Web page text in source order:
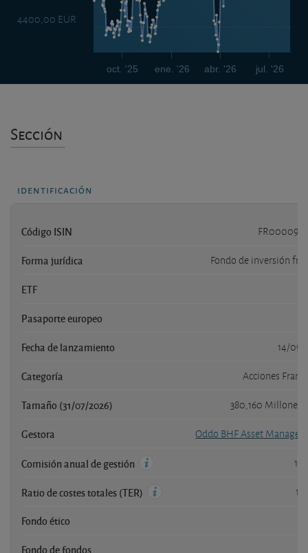
ene. '26 jul. '26
oct. '25 abr. '26
4400,00 EUR
Sección
identificación
Código ISIN
Forma jurídica Fondo de inversión
ETF
Pasaporte europeo
Fecha de lanzamiento 14/09/
Categoría Acciones
Tamaño (31/07/2026) 380,160 Millones
Gestora Oddo BHF Asset
Comisión anual de gestión
Ratio de costes totales (TER)
Fondo ético
Fondo de fondos